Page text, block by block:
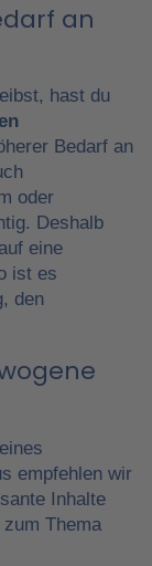
an
hast du
Bedarf an
oder
Deshalb
eine
ist es
den
empfehlen wir
Inhalte
Thema